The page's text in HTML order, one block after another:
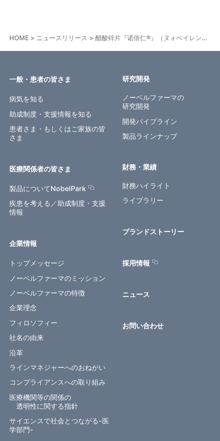
HOME ニュースリリース 醋酸锌片『诺倍仁®』（ヌォベイレン）日本製品名『ノベルジン®錠25mg50mg』新発売のお知らせ（中国）
一般・患者の皆さま
病気を知る
助成制度・支援情報を知る
患者さま・もしくはご家族の皆
さま
医療関係者の皆さま
製品についてNobelPark
疾患を考える／助成制度・支援
情報
企業情報
トップメッセージ
ノーベルファーマのミッション
ノーベルファーマの特徴
企業理念
フィロソフィー
社名の由来
沿革
ラインマネジャーへのおねがい
コンプライアンスへの取り組み
医療機関等の関係の
透明性に関する指針
サイエンスで社会とつながる-医
学部門-
研究開発
ノーベルファーマの
研究開発
開発パイプライン
製品ラインナップ
財務・業績
財務ハイライト
ライブラリー
ブランドストーリー
採用情報
ニュース
お問い合わせ